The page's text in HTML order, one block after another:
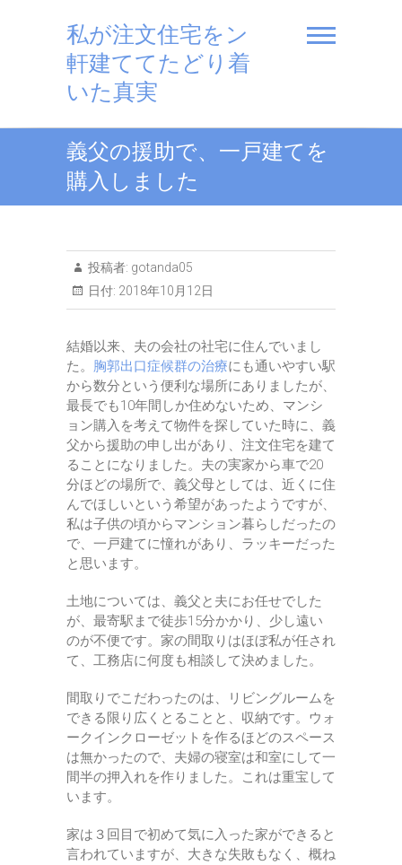
私が注文住宅をン
軒建ててたどり着
いた真実
義父の援助で、一戸建てを
購入しました
投稿者: gotanda05
日付: 2018年10月12日
結婚以来、夫の会社の社宅に住んでいまし
た。 胸郭出口症候群の治療にも通いやすい駅
から数分という便利な場所にありましたが、
最長でも10年間しか住めないため、マンシ
ョン購入を考えて物件を探していた時に、義
父から援助の申し出があり、注文住宅を建て
ることになりました。夫の実家から車で20
分ほどの場所で、義父母としては、近くに住
んでほしいという希望があったようですが、
私は子供の頃からマンション暮らしだったの
で、一戸建てに憧れがあり、ラッキーだった
と思います。
土地については、義父と夫にお任せでした
が、最寄駅まで徒歩15分かかり、少し遠い
のが不便です。家の間取りはほぼ私が任され
て、工務店に何度も相談して決めました。
間取りでこだわったのは、リビングルームを
できる限り広くとることと、収納です。ウォ
ークインクローゼットを作るほどのスペース
は無かったので、夫婦の寝室は和室にして一
間半の押入れを作りました。これは重宝して
います。
家は３回目で初めて気に入った家ができると
言われていますが、大きな失敗もなく、概ね